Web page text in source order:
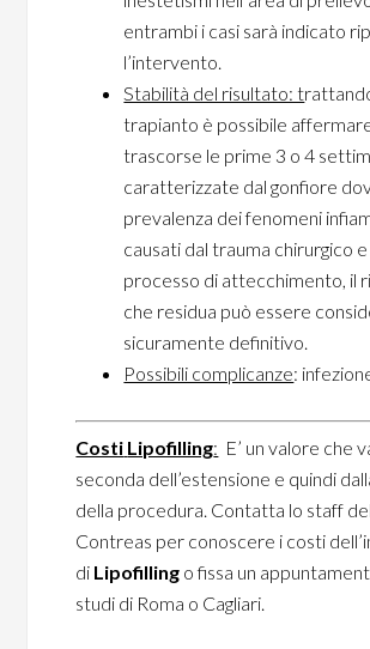
entrambi i casi sarà indicato
l’intervento.
Stabilità del risultato: t
trapianto è possibile
trascorse le prime 3 o 4
caratterizzate dal gonfiore
prevalenza dei fenomeni
causati dal trauma chirurgico e
processo di attecchimento, il
che residua può essere
sicuramente definitivo.
Possibili complicanze:
Costi Lipofilling: E’ un valore che
seconda dell’estensione e quindi
della procedura. Contatta lo staff
Contreas per conoscere i costi
di Lipofilling o fissa un
studi di Roma o Cagliari.